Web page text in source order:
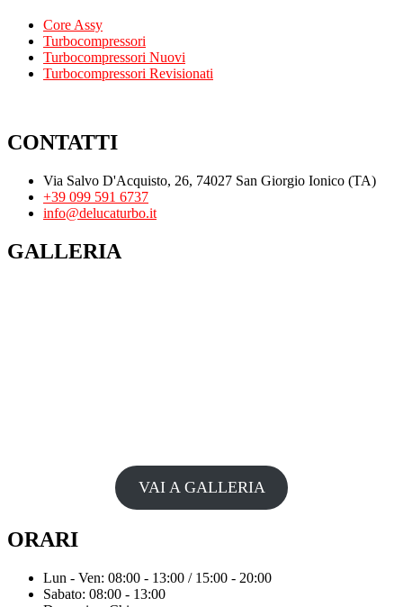
Core Assy
Turbocompressori
Turbocompressori Nuovi
Turbocompressori Revisionati
CONTATTI
Via Salvo D'Acquisto, 26, 74027 San Giorgio Ionico (TA)
+39 099 591 6737
info@delucaturbo.it
GALLERIA
VAI A GALLERIA
ORARI
Lun - Ven: 08:00 - 13:00 / 15:00 - 20:00
Sabato: 08:00 - 13:00